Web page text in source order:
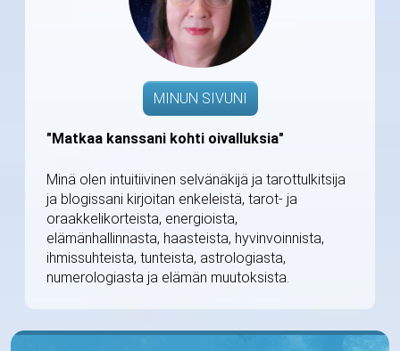
MINUN SIVUNI
"Matkaa kanssani kohti oivalluksia"
Minä olen intuitiivinen selvänäkijä ja tarottulkitsija
ja blogissani kirjoitan enkeleistä, tarot- ja
oraakkelikorteista, energioista,
elämänhallinnasta, haasteista, hyvinvoinnista,
ihmissuhteista, tunteista, astrologiasta,
numerologiasta ja elämän muutoksista.